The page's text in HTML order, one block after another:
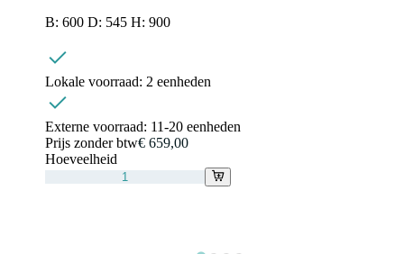
B: 600 D: 545 H: 900
Lokale voorraad: 2 eenheden
Externe voorraad: 11-20 eenheden
Prijs zonder btw€ 659,00
Hoeveelheid